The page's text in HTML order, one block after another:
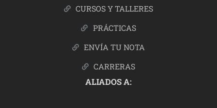
CURSOS Y TALLERES
PRÁCTICAS
ENVÍA TU NOTA
CARRERAS
ALIADOS A: